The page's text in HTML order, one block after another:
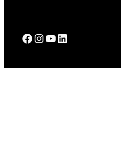
Facebook
Instagram
https://
LinkedIn